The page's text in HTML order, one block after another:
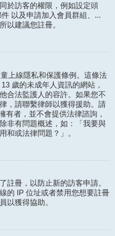
於訪客的權限，例如設定頭
以及申請加入會員群組、...
以建議您註冊。
上線隱私和保護條例。這條法
歲的未成年人資訊的網站，
合法監護人的容許。如果您不
，請聯繫律師以獲得援助。請
有者，並不會提供法律諮詢，
非有問題概述，如：「我要與
和或法律問題？」。
註冊，以防止新的訪客申請。
的 IP 位址或者禁用您想要註冊
以獲得協助。